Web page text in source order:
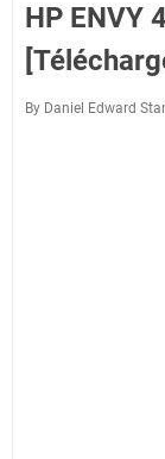
HP ENVY
By Daniel Edward